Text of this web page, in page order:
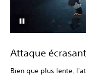
Attaque
Bien que plus lente,